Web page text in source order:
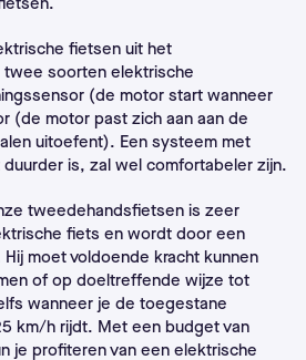
fietsen uit het
twee soorten elektrische
(de motor start wanneer
(de motor past zich aan aan de
uitoefent). Een systeem met
is, zal wel comfortabeler zijn.
tweedehandsfietsen is zeer
fiets en wordt door een
moet voldoende kracht kunnen
of op doeltreffende wijze tot
wanneer je de toegestane
km/h rijdt. Met een budget van
je profiteren van een elektrische